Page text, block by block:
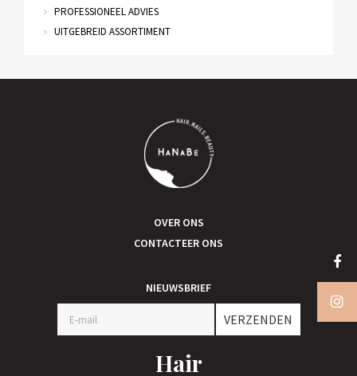
PROFESSIONEEL ADVIES
UITGEBREID ASSORTIMENT
OVER ONS
CONTACTEER ONS
NIEUWSBRIEF
VERZENDEN
Hair